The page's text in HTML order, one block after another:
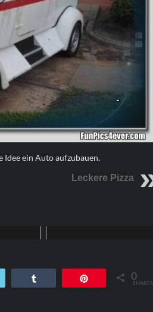
Idee ein Auto aufzubauen.
Leckere Pizza
0
SHARES